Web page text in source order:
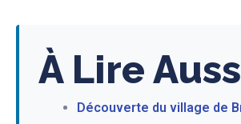
À Lire
Découverte du village de